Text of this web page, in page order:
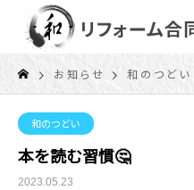
お知らせ 和のつどい
和のつどい
本を読む習慣🤔
2023.05.23